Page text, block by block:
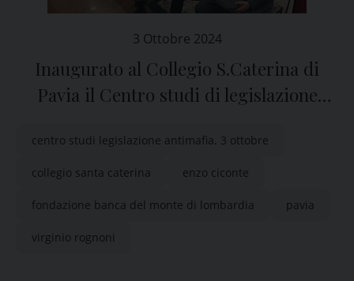
3 Ottobre 2024
Inaugurato al Collegio S.Caterina di
Pavia il Centro studi di legislazione
centro studi legislazione antimafia. 3 ottobre
collegio santa caterina enzo ciconte
fondazione banca del monte di lombardia pavia
virginio rognoni